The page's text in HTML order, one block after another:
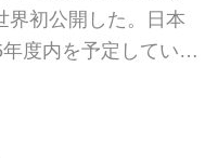
界初公開した。日本
度内を予定してい
紹介している写真
タイプのものとな